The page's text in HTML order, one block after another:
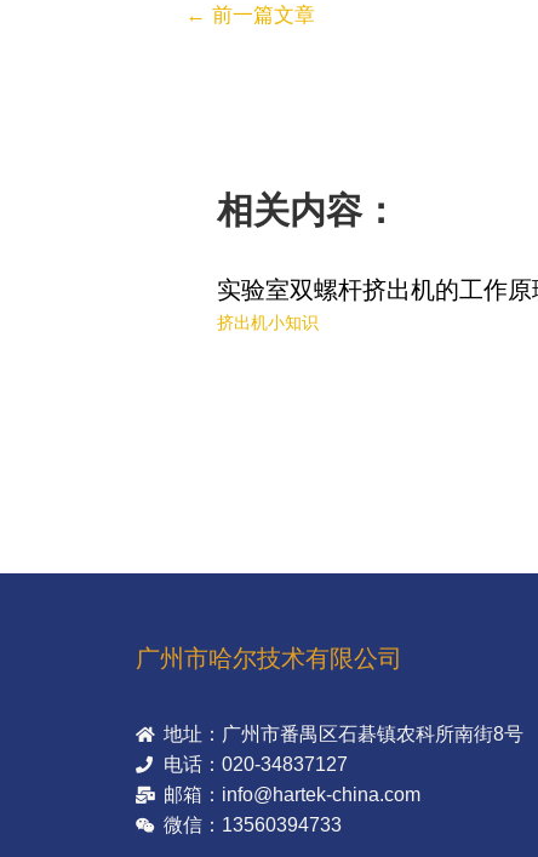
← 前一篇文章
相关内容：
实验室双螺杆挤出机的工作原
挤出机小知识
广州市哈尔技术有限公司
地址：广州市番禺区石碁镇农科所南街8号
电话：020-34837127
邮箱：info@hartek-china.com
微信：13560394733